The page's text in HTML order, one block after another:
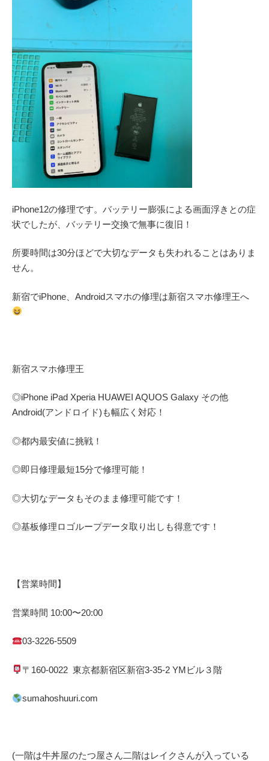
iPhone12の修理です。バッテリー膨張による画面浮きとの症
状でしたが、バッテリー交換で無事に復旧！
所要時間は30分ほどで大切なデータも失われることはありま
せん。
新宿でiPhone、Androidスマホの修理は新宿スマホ修理王へ
新宿スマホ修理王
◎iPhone iPad Xperia HUAWEI AQUOS Galaxy その他
Android(アンドロイド) も幅広く対応！
◎都内最安値に挑戦！
◎即日修理最短15分で修理可能！
◎大切なデータもそのまま修理可能です！
◎基板修理ロゴループデータ取り出しも得意です！
【営業時間】
営業時間 10:00〜20:00
03-3226-5509
〒 160-0022 東京都新宿区新宿3-35-2 YMビル３階
sumahoshuuri.com
(一階は牛丼屋のたつ屋さん二階はレイクさんが入っている